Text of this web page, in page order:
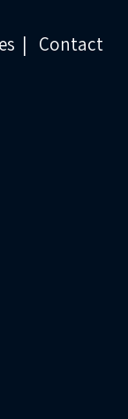
Contact